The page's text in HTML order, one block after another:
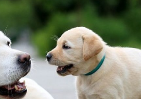
لذا فإن تمشية الكلب بشكل يومي أمرًا ضروريًا
يتمكنوا من الركض جيدا واللعب. وبسبب أنه
البول دوج […]